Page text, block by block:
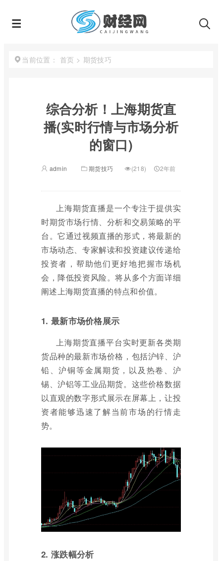
当前位置： 首页 > 期货技巧
综合分析！上海期货直
播(实时行情与市场分析
的窗口)
admin 期货技巧 (218) 2年前
上海期货直播是一个专注于提供实
时期货市场行情、分析和交易策略的平
台。它通过视频直播的形式，将最新的
市场动态、专家解读和投资建议传递给
投资者，帮助他们更好地把握市场机
会，降低投资风险。将从多个方面详细
阐述上海期货直播的特点和价值。
1. 最新市场价格展示
上海期货直播平台实时更新各类期
货品种的最新市场价格，包括沪锌、沪
铅、沪铜等金属期货，以及热卷、沪
锡、沪铝等工业品期货。这些价格数据
以直观的数字形式展示在屏幕上，让投
资者能够迅速了解当前市场的行情走
势。
2. 涨跌幅分析